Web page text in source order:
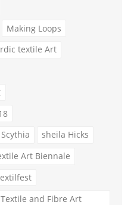
Making Loops
textile Art
Scythia
sheila Hicks
Art Biennale
and Fibre Art